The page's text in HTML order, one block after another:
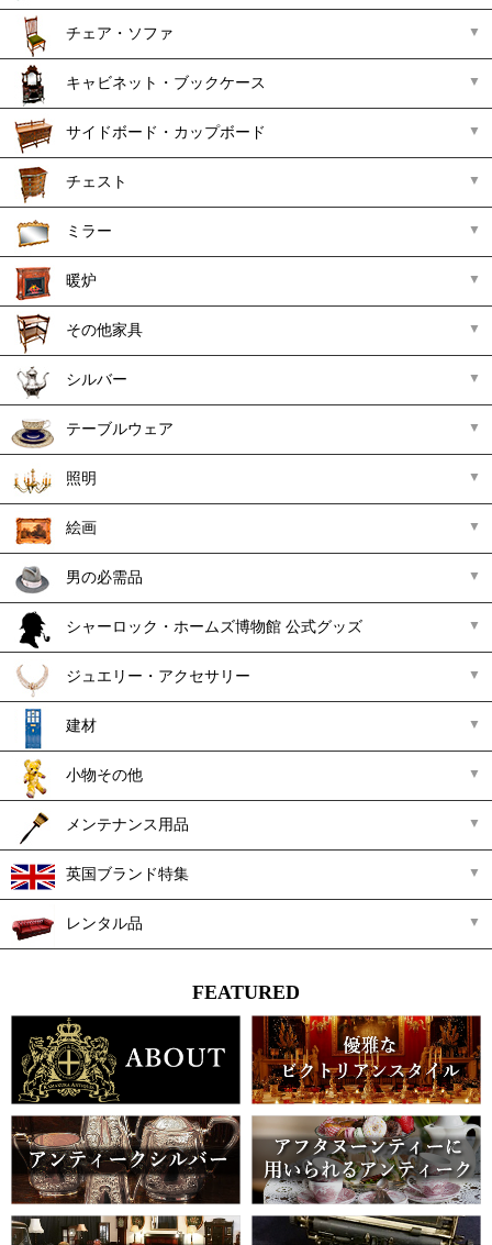
チェア・ソファ
キャビネット・ブックケース
サイドボード・カップボード
チェスト
ミラー
暖炉
その他家具
シルバー
テーブルウェア
照明
絵画
男の必需品
シャーロック・ホームズ博物館 公式グッズ
ジュエリー・アクセサリー
建材
小物その他
メンテナンス用品
英国ブランド特集
レンタル品
FEATURED